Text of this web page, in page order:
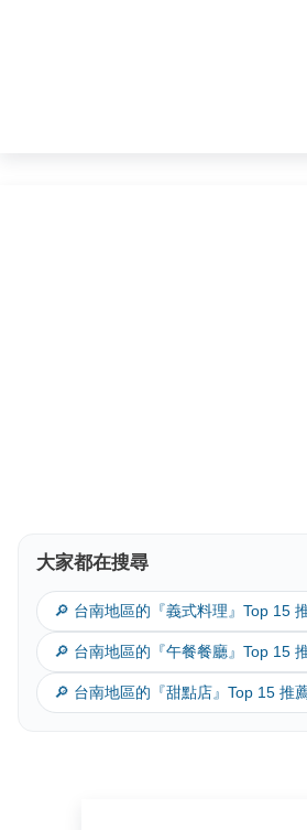
大家都在搜尋
🔎 台南地區的『義式料理』Top 15
🔎 台南地區的『午餐餐廳』Top 15
🔎 台南地區的『甜點店』Top 15 推薦